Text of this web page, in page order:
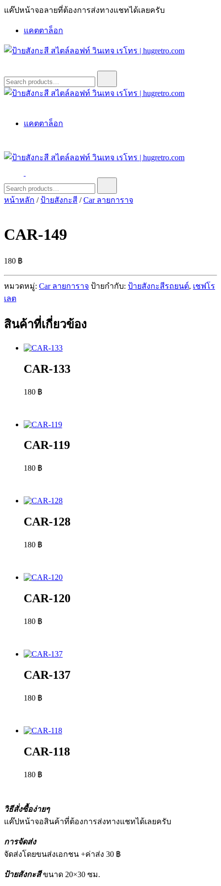
Skip
แค๊ปหน้าจอลายที่ต้องการส่งทางแชทได้เลยครับ
แคตตาล็อก
ป้ายสังกะสี สไตล์ลอฟท์ วินเทจ เรโทร | hugretro.com
ป้ายวินเทจ แต่งบ้าน ร้านกาแฟ ผับ โรงแรม ป้ายโค้ก เป็ปซี่เวสป้า
ฮาร์เล่ย์โฆษณาเก่าโบราณ มีราคาแบบสวยๆเพียบหรือสั่งทำโทร
O8664277II
for:
ฮาร์เล่ย์โฆษณาเก่าโบราณ มีราคาแบบสวยๆเพียบหรือสั่งทำโทร
แคตตาล็อก
ป้ายสังกะสี สไตล์ลอฟท์ วินเทจ เรโทร | hugretro.com
ป้ายวินเทจ แต่งบ้าน ร้านกาแฟ ผับ โรงแรม ป้ายโค้ก เป็ปซี่เวสป้า
ฮาร์เล่ย์โฆษณาเก่าโบราณ มีราคาแบบสวยๆเพียบหรือสั่งทำโทร
O8664277II
for:
หน้าหลัก /ป้ายสังกะสี /Car ลายการาจ
CAR-149
180 ฿
หมวดหมู่: Car ลายการาจ ป้ายกำกับ: ป้ายสังกะสีรถยนต์, เชฟโร
เลต
สินค้าที่เกี่ยวข้อง
CAR-133
180 ฿
CAR-119
180 ฿
CAR-128
180 ฿
CAR-120
180 ฿
CAR-137
180 ฿
CAR-118
180 ฿
วิธีสั่งซื้อง่ายๆ
แค๊ปหน้าจอสินค้าที่ต้องการส่งทางแชทได้เลยครับ
การจัดส่ง
จัดส่งโดยขนส่งเอกชน +ค่าส่ง 30 ฿
ป้ายสังกะสีขนาด 20×30 ซม.